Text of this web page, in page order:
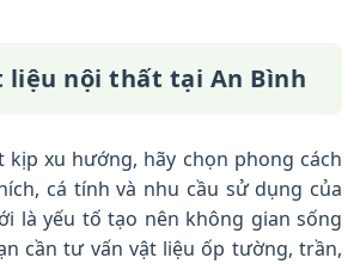
liệu nội thất tại An Bình
kịp xu hướng, hãy chọn phong cách
cá tính và nhu cầu sử dụng của
là yếu tố tạo nên không gian sống
cần tư vấn vật liệu ốp tường, trần,